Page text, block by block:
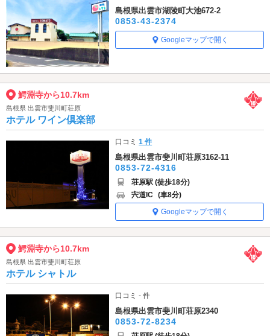
島根県出雲市湖陵町大池672-2
0853-43-2374
Googleマップで開く
鰐淵寺から10.7km
島根県 出雲市斐川町荘原
ホテル ワイン倶楽部
口コミ1 件
島根県出雲市斐川町荘原3162-11
0853-72-4316
荘原駅 (徒歩18分)
宍道IC (車8分)
Googleマップで開く
鰐淵寺から10.7km
島根県 出雲市斐川町荘原
ホテル シャトル
口コミ - 件
島根県出雲市斐川町荘原2340
0853-72-8234